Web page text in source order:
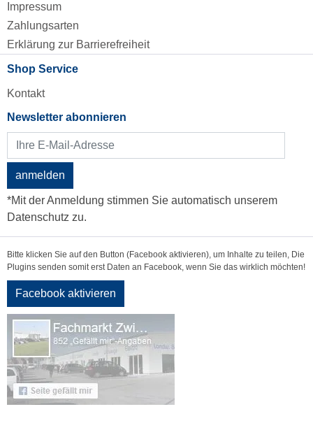
Impressum
Zahlungsarten
Erklärung zur Barrierefreiheit
Shop Service
Kontakt
Newsletter abonnieren
anmelden
*Mit der Anmeldung stimmen Sie automatisch unserem
Datenschutz zu.
Bitte klicken Sie auf den Button (Facebook aktivieren), um Inhalte zu teilen, Die
Plugins senden somit erst Daten an Facebook, wenn Sie das wirklich möchten!
Facebook aktivieren